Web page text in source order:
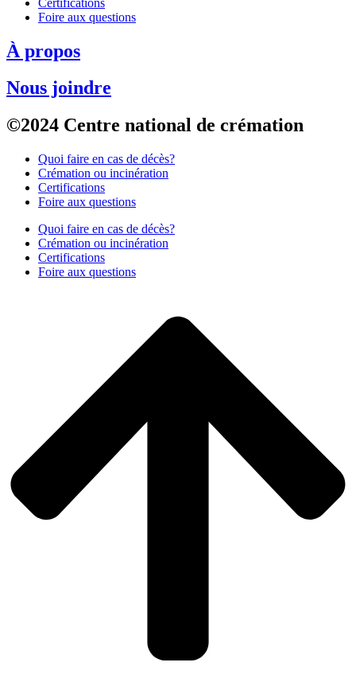
Foire aux questions
À propos
Nous joindre
©2024 Centre national de crémation
Quoi faire en cas de décès?
Crémation ou incinération
Certifications
Foire aux questions
Quoi faire en cas de décès?
Crémation ou incinération
Certifications
Foire aux questions